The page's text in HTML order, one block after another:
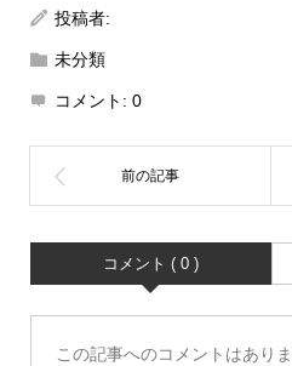
投稿者:
未分類
コメント: 0
コメント ( 0 )
この記事へのコメントはありま